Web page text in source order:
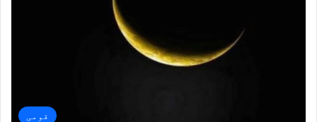
قومی